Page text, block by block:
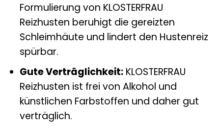
Formulierung von KLOSTERFRAU
Reizhusten beruhigt die gereizten
Schleimhäute und lindert den Hustenreiz
spürbar.
Gute Verträglichkeit:KLOSTERFRAU
Reizhusten ist frei von Alkohol und
künstlichen Farbstoffen und daher gut
verträglich.